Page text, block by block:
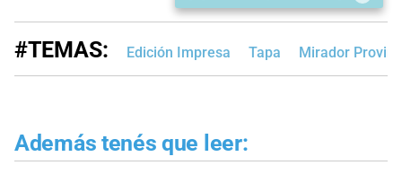
#TEMAS: Edición Impresa Tapa Mirador
Además tenés que leer: